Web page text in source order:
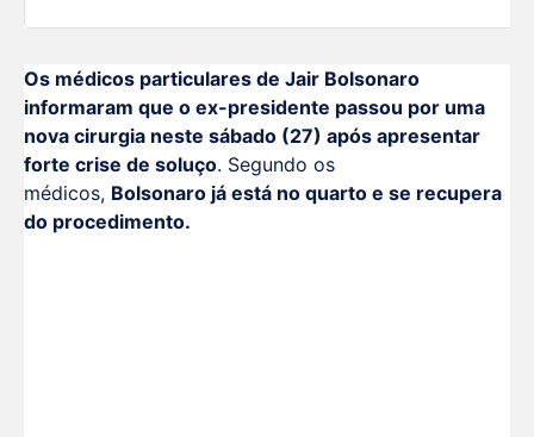
Os médicos particulares de Jair Bolsonaro
informaram que o ex-presidente passou por uma
nova cirurgia neste sábado (27) após apresentar
forte crise de soluço. Segundo os
médicos, Bolsonaro já está no quarto e se recupera
do procedimento.